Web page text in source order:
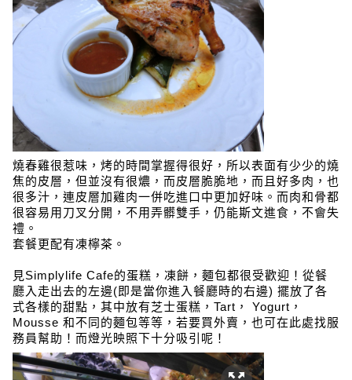
燒春雞很惹味，烤的時間掌握得很好，所以表面有少少的燒
焦的皮層，但並沒有很燶，而皮層脆脆地，而且好多肉，也
很多汁，連皮層加雞肉一併吃進口中更加好味。而肉和骨都
很容易用刀叉分開，不用弄髒雙手，仍能斯文進食，不會失
禮。
套餐更配有凍檸茶。
見Simplylife Cafe的蛋糕，凍餅，麵包都很受歡迎！從餐
廳入走出去的左邊(即是當你進入餐廳時的右邊) 擺放了各
式各樣的甜點，其中放有芝士蛋糕，Tart， Yogurt，
Mousse 和不同的麵包等等，若要買外賣，也可在此處找服
務員幫助！而燈光映照下十分吸引呢！